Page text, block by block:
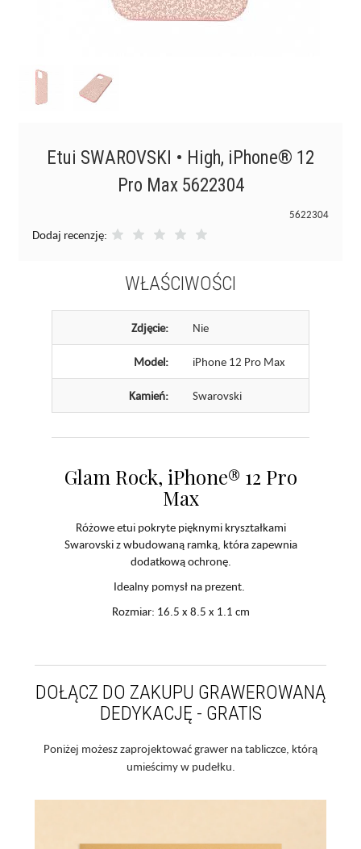
Etui SWAROVSKI • High, iPhone® 12
Pro Max 5622304
5622304
Dodaj recenzję:
WŁAŚCIWOŚCI
Zdjęcie: Nie
Model: iPhone 12 Pro Max
Kamień: Swarovski
Glam Rock, iPhone® 12 Pro
Max
Różowe etui pokryte pięknymi kryształkami
Swarovski z wbudowaną ramką, która zapewnia
dodatkową ochronę.
Idealny pomysł na prezent.
Rozmiar: 16.5 x 8.5 x 1.1 cm
DOŁĄCZ DO ZAKUPU GRAWEROWANĄ
DEDYKACJĘ - GRATIS
Poniżej możesz zaprojektować grawer na tabliczce, którą
umieścimy w pudełku.